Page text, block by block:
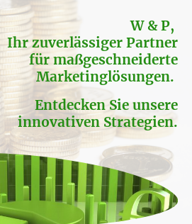
W & P,
Ihr zuverlässiger Partner
für maßgeschneiderte
Marketinglösungen.
Entdecken Sie unsere
innovativen Strategien.